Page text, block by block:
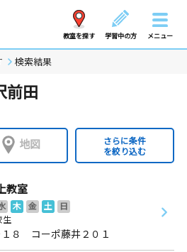
教室を探す 学習中の方 メニュー
検索結果
前田
地図
さらに条件
を絞り込む
教室
木 金 土
日
生
８ コーポ藤井２０１